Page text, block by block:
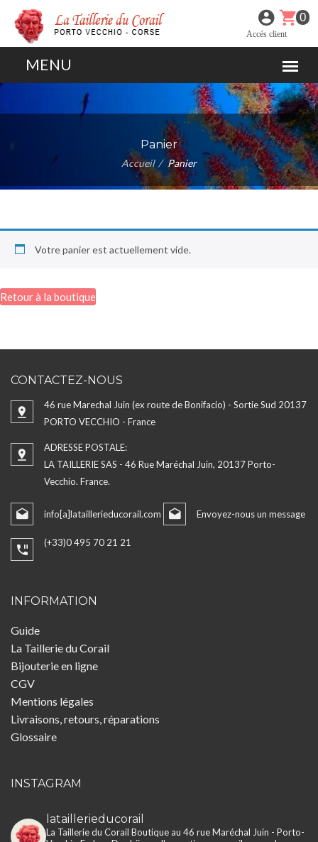
0
Accés client
Panier
Accueil Panier
Votre panier est actuellement vide.
Retour à la boutique
CONTACTEZ-NOUS
46 rue Marechal Juin (ex route de Bonifacio) - Sortie Sud 20137
PORTO VECCHIO - France
ADRESSE POSTALE:
LA TAILLERIE SAS - 46 Rue Maréchal Juin, 20137 Porto-
Vecchio. France.
info[a]lataillerieducorail.com Envoyez-nous un message
(+33)0 495 70 21 21
INFORMATION
Guide
La Taillerie du Corail
Bijouterie en ligne
CGV
Mentions légales
Livraisons, retours, réparations
Glossaire
INSTAGRAM
lataillerieducorail
La Taillerie du Corail Boutique au 46 rue Maréchal Juin - Porto-